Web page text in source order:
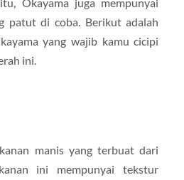
patut di coba. Berikut adalah
yang wajib kamu cicipi
ini.
manis yang terbuat dari
ini mempunyai tekstur